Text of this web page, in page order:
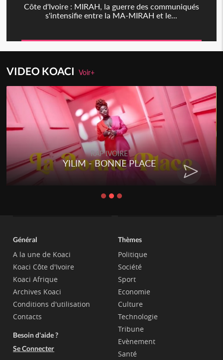
Côte d'Ivoire : MIRAH, la guerre des communiqués
s'intensifie entre la MA-MIRAH et le...
VIDEO KOACIVoir+
RAP IVOIRE
YILIM - BONNE PLACE
Général
A la une de Koaci
Koaci Côte d'Ivoire
Koaci Afrique
Archives Koaci
Conditions d'utilisation
Contacts
Besoin d'aide ?
Se Connecter
Thèmes
Politique
Société
Sport
Economie
Culture
Technologie
Tribune
Evènement
Santé